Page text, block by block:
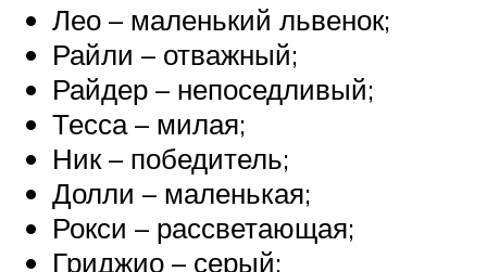
Лео – маленький львенок;
Райли – отважный;
Райдер – непоседливый;
Тесса – милая;
Ник – победитель;
Долли – маленькая;
Рокси – рассветающая;
Гриджио – серый;